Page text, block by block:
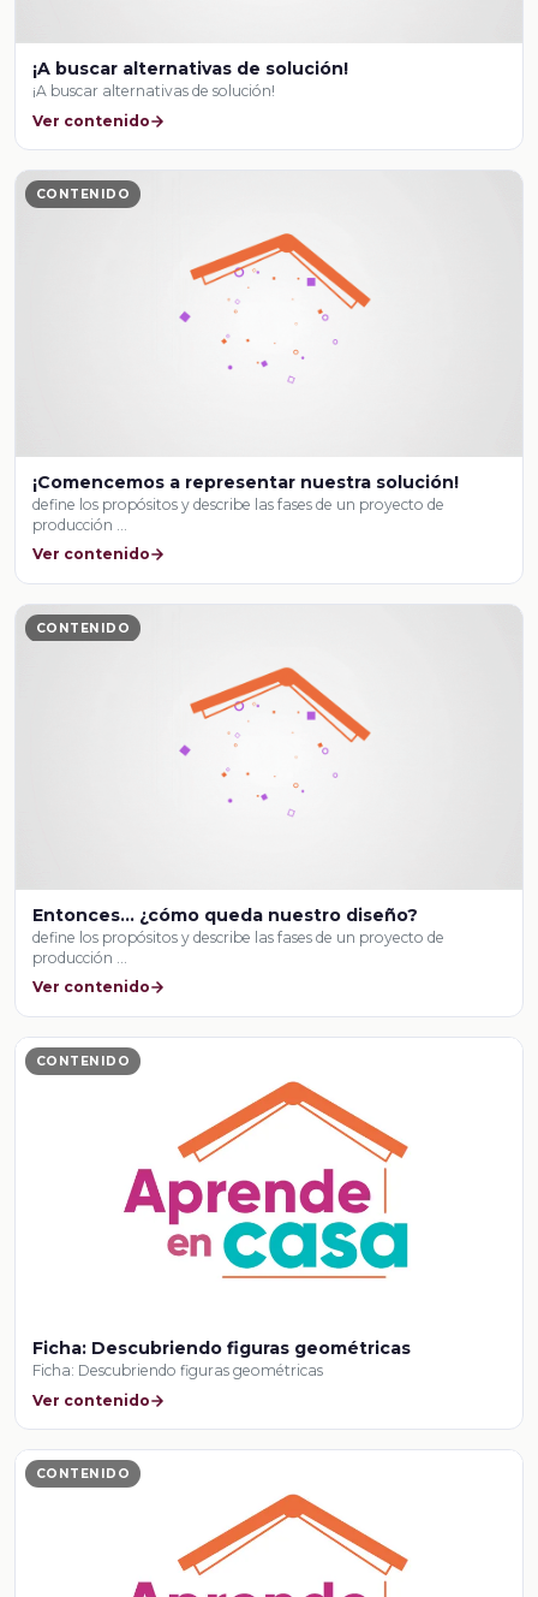
¡A buscar alternativas de solución!
¡A buscar alternativas de solución!
Ver contenido
CONTENIDO
¡Comencemos a representar nuestra solución!
define los propósitos y describe las fases de un proyecto de
producción …
Ver contenido
CONTENIDO
Entonces… ¿cómo queda nuestro diseño?
define los propósitos y describe las fases de un proyecto de
producción …
Ver contenido
CONTENIDO
Ficha: Descubriendo figuras geométricas
Ficha: Descubriendo figuras geométricas
Ver contenido
CONTENIDO